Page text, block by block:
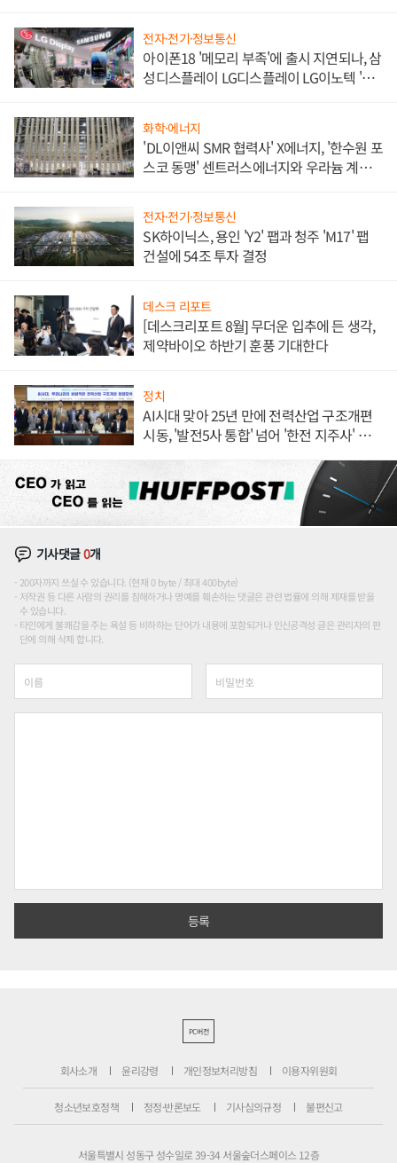
전자·전기·정보통신
아이폰18 '메모리 부족'에 출시 지연되나, 삼
성디스플레이 LG디스플레이 LG이노텍 '탈
화학·에너지
'DL이앤씨 SMR 협력사' X에너지, '한수원 포
스코 동맹' 센트러스에너지와 우라늄 계약
전자·전기·정보통신
SK하이닉스, 용인 'Y2' 팹과 청주 'M17' 팹
건설에 54조 투자 결정
데스크 리포트
[데스크리포트 8월] 무더운 입추에 든 생각,
제약바이오 하반기 훈풍 기대한다
정치
AI시대 맞아 25년 만에 전력산업 구조개편
시동, '발전5사 통합' 넘어 '한전 지주사' 재편
기사댓글0개
200자까지 쓰실 수 있습니다. (현재 0 byte / 최대 400byte)
저작권 등 다른 사람의 권리를 침해하거나 명예를 훼손하는 댓글은 관련 법률에 의해 제재를 받을
수 있습니다.
타인에게 불쾌감을 주는 욕설 등 비하하는 단어가 내용에 포함되거나 인신공격성 글은 관리자의 판
단에 의해 삭제 합니다.
PC버전
회사소개 윤리강령 개인정보처리방침 이용자위원회
청소년보호정책 정정·반론보도 기사심의규정 불편신고
서울특별시 성동구 성수일로 39-34 서울숲더스페이스 12층